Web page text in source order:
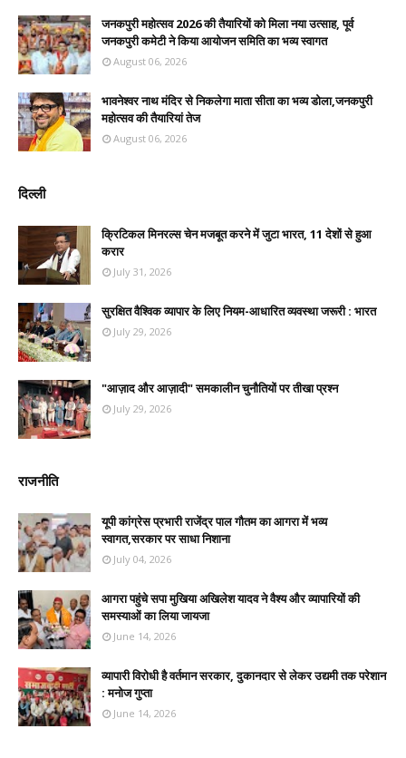
जनकपुरी महोत्सव 2026 की तैयारियों को मिला नया उत्साह, पूर्व
जनकपुरी कमेटी ने किया आयोजन समिति का भव्य स्वागत
August 06, 2026
भावनेश्वर नाथ मंदिर से निकलेगा माता सीता का भव्य डोला,जनकपुरी
महोत्सव की तैयारियां तेज
August 06, 2026
दिल्ली
क्रिटिकल मिनरल्स चेन मजबूत करने में जुटा भारत, 11 देशों से हुआ
करार
July 31, 2026
सुरक्षित वैश्विक व्यापार के लिए नियम-आधारित व्यवस्था जरूरी : भारत
July 29, 2026
"आज़ाद और आज़ादी" समकालीन चुनौतियों पर तीखा प्रश्न
July 29, 2026
राजनीति
यूपी कांग्रेस प्रभारी राजेंद्र पाल गौतम का आगरा में भव्य
स्वागत,सरकार पर साधा निशाना
July 04, 2026
आगरा पहुंचे सपा मुखिया अखिलेश यादव ने वैश्य और व्यापारियों की
समस्याओं का लिया जायजा
June 14, 2026
व्यापारी विरोधी है वर्तमान सरकार, दुकानदार से लेकर उद्यमी तक परेशान
: मनोज गुप्ता
June 14, 2026